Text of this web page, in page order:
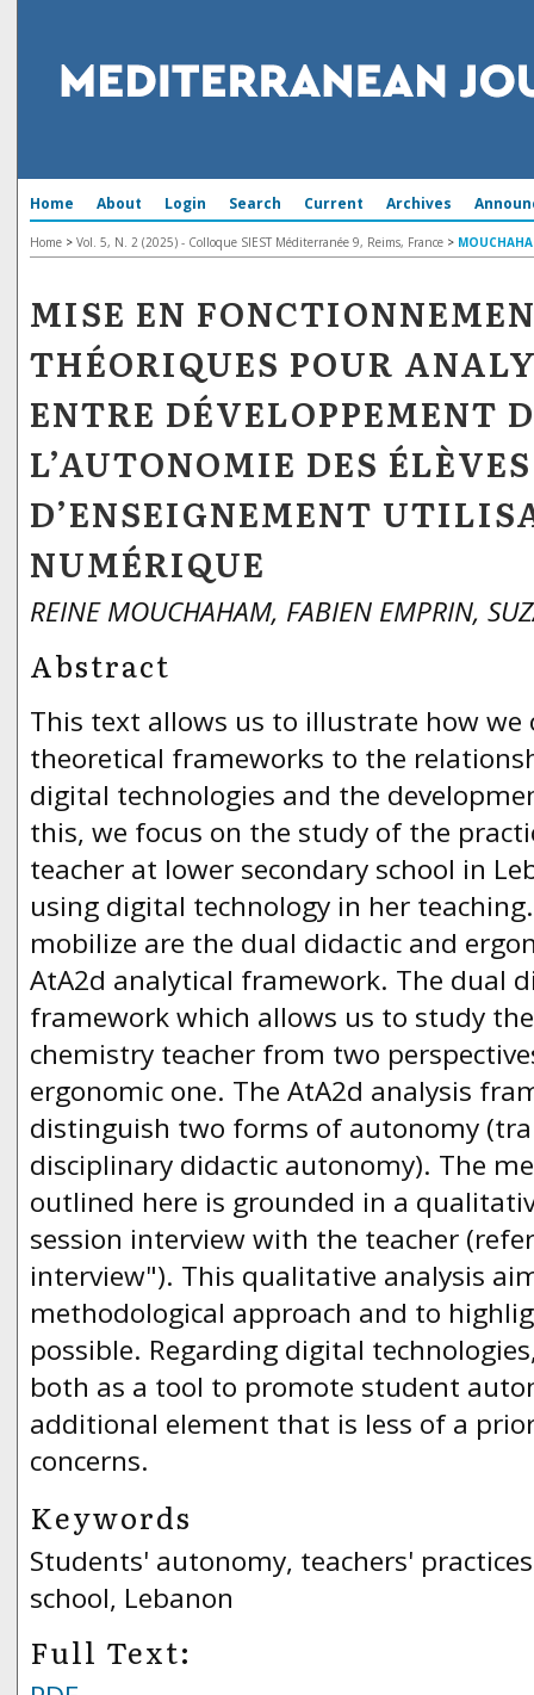
Home About Login Search Current Archives
Home > Vol. 5, N. 2 (2025) - Colloque SIEST Méditerranée 9, Reims, France >
MISE EN
THÉORIQUES POUR
ENTRE DÉVELOPPEMENT
L’AUTONOMIE DES
D’ENSEIGNEMENT
NUMÉRIQUE
REINE MOUCHAHAM, FABIEN EMPRIN,
Abstract
This text allows us to illustrate how
theoretical frameworks to the
digital technologies and the
this, we focus on the study of the
teacher at lower secondary school in
using digital technology in her
mobilize are the dual didactic and
AtA2d analytical framework. The dual
framework which allows us to study
chemistry teacher from two
ergonomic one. The AtA2d analysis
distinguish two forms of autonomy
disciplinary didactic autonomy). The
outlined here is grounded in a
session interview with the teacher
interview"). This qualitative analysis
methodological approach and to
possible. Regarding digital
both as a tool to promote student
additional element that is less of a
concerns.
Keywords
Students' autonomy, teachers'
school, Lebanon
Full Text: